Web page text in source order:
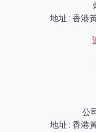
地址 : 香港
公
地址 : 香港